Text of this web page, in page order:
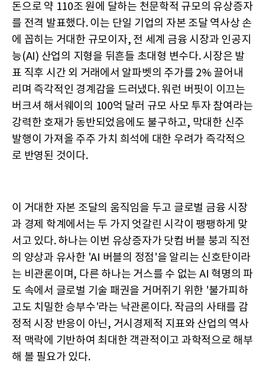
돈으로 약 110조 원에 달하는 천문학적 규모의 유상증자
를 전격 발표했다. 이는 단일 기업의 자본 조달 역사상 손
에 꼽히는 거대한 규모이자, 전 세계 금융 시장과 인공지
능(AI) 산업의 지형을 뒤흔들 초대형 변수다. 시장은 발
표 직후 시간 외 거래에서 알파벳의 주가를 2% 끌어내
리며 즉각적인 경계감을 드러냈다. 워런 버핏이 이끄는
버크셔 해서웨이의 100억 달러 규모 사모 투자 참여라는
강력한 호재가 동반되었음에도 불구하고, 막대한 신주
발행이 가져올 주주 가치 희석에 대한 우려가 즉각적으
로 반영된 것이다.
이 거대한 자본 조달의 움직임을 두고 글로벌 금융 시장
과 경제 학계에서는 두 가지 엇갈린 시각이 팽팽하게 맞
서고 있다. 하나는 이번 유상증자가 닷컴 버블 붕괴 직전
의 양상과 유사한 'AI 버블의 정점'을 알리는 신호탄이라
는 비관론이며, 다른 하나는 거스를 수 없는 AI 혁명의 파
도 속에서 글로벌 기술 패권을 거머쥐기 위한 '불가피하
고도 치밀한 승부수'라는 낙관론이다. 작금의 사태를 감
정적 시장 반응이 아닌, 거시경제적 지표와 산업의 역사
적 맥락에 기반하여 최대한 객관적이고 과학적으로 해부
해 볼 필요가 있다.